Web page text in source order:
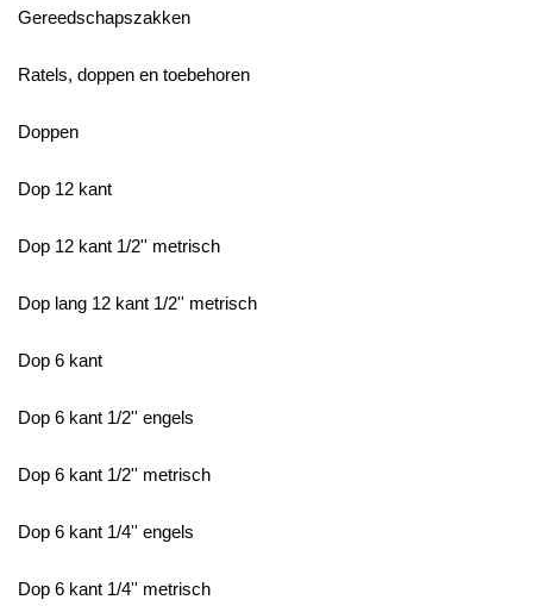
Gereedschapszakken
Ratels, doppen en toebehoren
Doppen
Dop 12 kant
Dop 12 kant 1/2'' metrisch
Dop lang 12 kant 1/2'' metrisch
Dop 6 kant
Dop 6 kant 1/2'' engels
Dop 6 kant 1/2'' metrisch
Dop 6 kant 1/4'' engels
Dop 6 kant 1/4'' metrisch